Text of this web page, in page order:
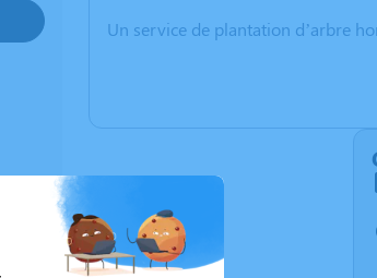
Un service de plantation d’arbre